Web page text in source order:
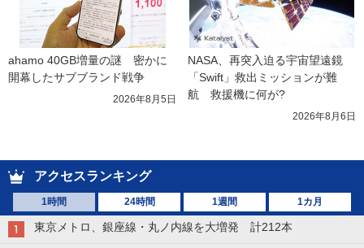
ahamo 40GB増量の謎　密かに
開幕したサブブランド戦争
2026年8月5日
NASA、再突入迫る宇宙望遠鏡
「Swift」救出ミッションが難
航　救援機に何が?
2026年8月6日
アクセスランキング
1時間 24時間 1週間 1カ月
東京メトロ、銀座線・丸ノ内線を大増発 計212本